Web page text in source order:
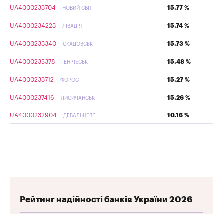
UA4000233704 НОВИЙ СВІТ 15.77 %
UA4000234223 ЛІВАДІЯ 15.74 %
UA4000233340 СКАДОВСЬК 15.73 %
UA4000235378 ГЕНІЧЕСЬК 15.48 %
UA4000233712 ФОРОС 15.27 %
UA4000237416 ЛИСИЧАНСЬК 15.26 %
UA4000232904 ДЕБАЛЬЦЕВЕ 10.16 %
Рейтинг надійності банків України 2026